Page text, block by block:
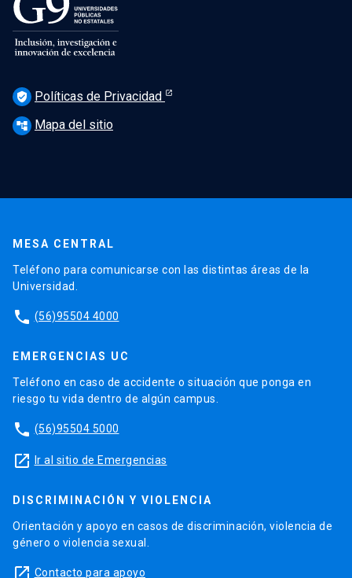
verified_user Políticas de Privacidad
account_tree Mapa del sitio
MESA CENTRAL
Teléfono para comunicarse con las distintas áreas de la
Universidad.
phone (56)95504 4000
EMERGENCIAS UC
Teléfono en caso de accidente o situación que ponga en
riesgo tu vida dentro de algún campus.
phone (56)95504 5000
launch Ir al sitio de Emergencias
DISCRIMINACIÓN Y VIOLENCIA
Orientación y apoyo en casos de discriminación, violencia de
género o violencia sexual.
launch Contacto para apoyo